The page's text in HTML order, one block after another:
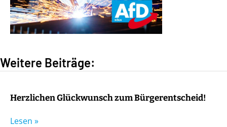
Weitere Beiträge:
Herzlichen Glückwunsch zum Bürgerentscheid!
Lesen »